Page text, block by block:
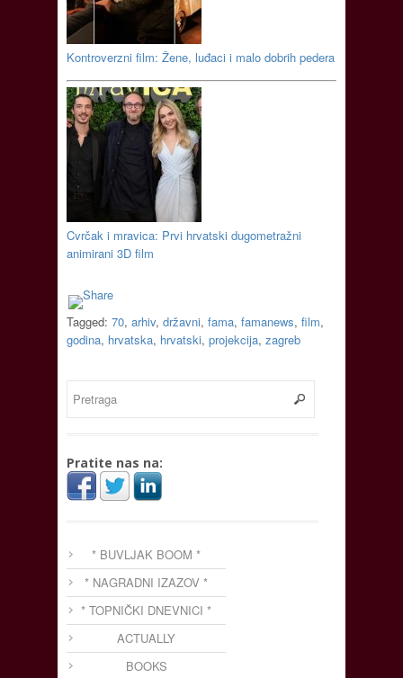
Kontroverzni film: Žene, luđaci i malo dobrih pedera
Cvrčak i mravica: Prvi hrvatski dugometražni
animirani 3D film
Tagged: 70, arhiv, državni, fama, famanews, film,
godina, hrvatska, hrvatski, projekcija, zagreb
Pratite nas na:
* BUVLJAK BOOM *
* NAGRADNI IZAZOV *
* TOPNIČKI DNEVNICI *
ACTUALLY
BOOKS